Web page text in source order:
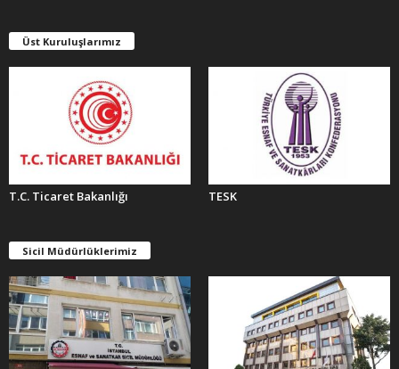
E
R
Üst Kuruluşlarımız
T.C. Ticaret Bakanlığı TESK
Sicil Müdürlüklerimiz